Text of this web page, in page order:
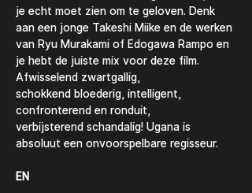
je echt moet zien om te geloven. Denk
aan een jonge Takeshi Miike en de werken
van Ryu Murakami of Edogawa Rampo en
je hebt de juiste mix voor deze film.
Afwisselend zwartgallig,
schokkend bloederig, intelligent,
confronterend en ronduit,
verbijsterend schandalig! Ugana is
absoluut een onvoorspelbare regisseur.
EN